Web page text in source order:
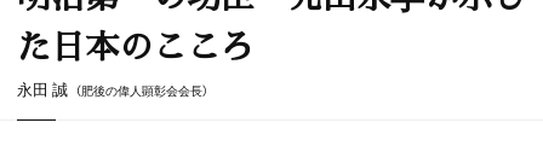
た日本のこころ
永田 誠 （肥後の偉人顕彰会会長）